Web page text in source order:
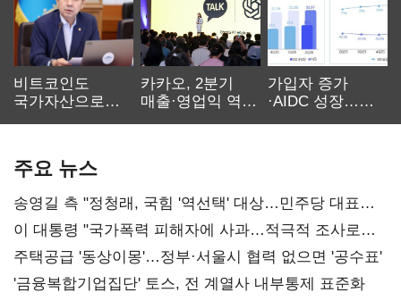
비트코인도
국가자산으로…'
카카오, 2분기
매출·영업익 역대
가입자 증가
·AIDC 성장…
주요 뉴스
송영길 측 "정청래, 국힘 '역선택' 대상…민주당 대표로
총선 지휘 못해"
이 대통령 "국가폭력 피해자에 사과…적극적 조사로
진실 밝혀야"
주택공급 '동상이몽'…정부·서울시 협력 없으면 '공수표'
'금융복합기업집단' 토스, 전 계열사 내부통제 표준화